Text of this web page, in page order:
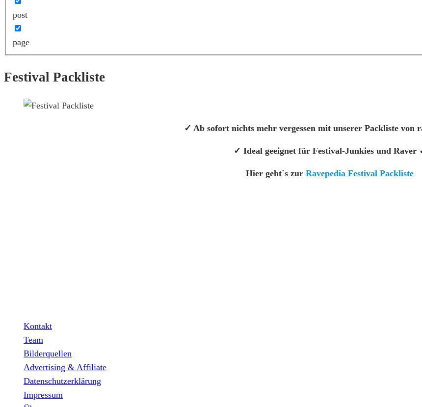
post
page
Festival Packliste
✓ Ab sofort nichts mehr vergessen mit unserer Packliste von
✓ Ideal geeignet für Festival-Junkies und Raver
Hier geht`s zur Ravepedia Festival Packliste
Kontakt
Team
Bilderquellen
Advertising & Affiliate
Datenschutzerklärung
Impressum